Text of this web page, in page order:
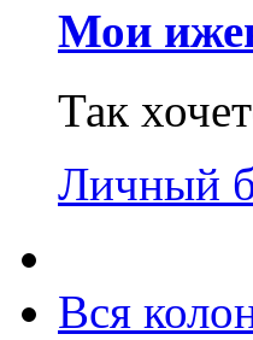
Мои
Так
Личный
Вся